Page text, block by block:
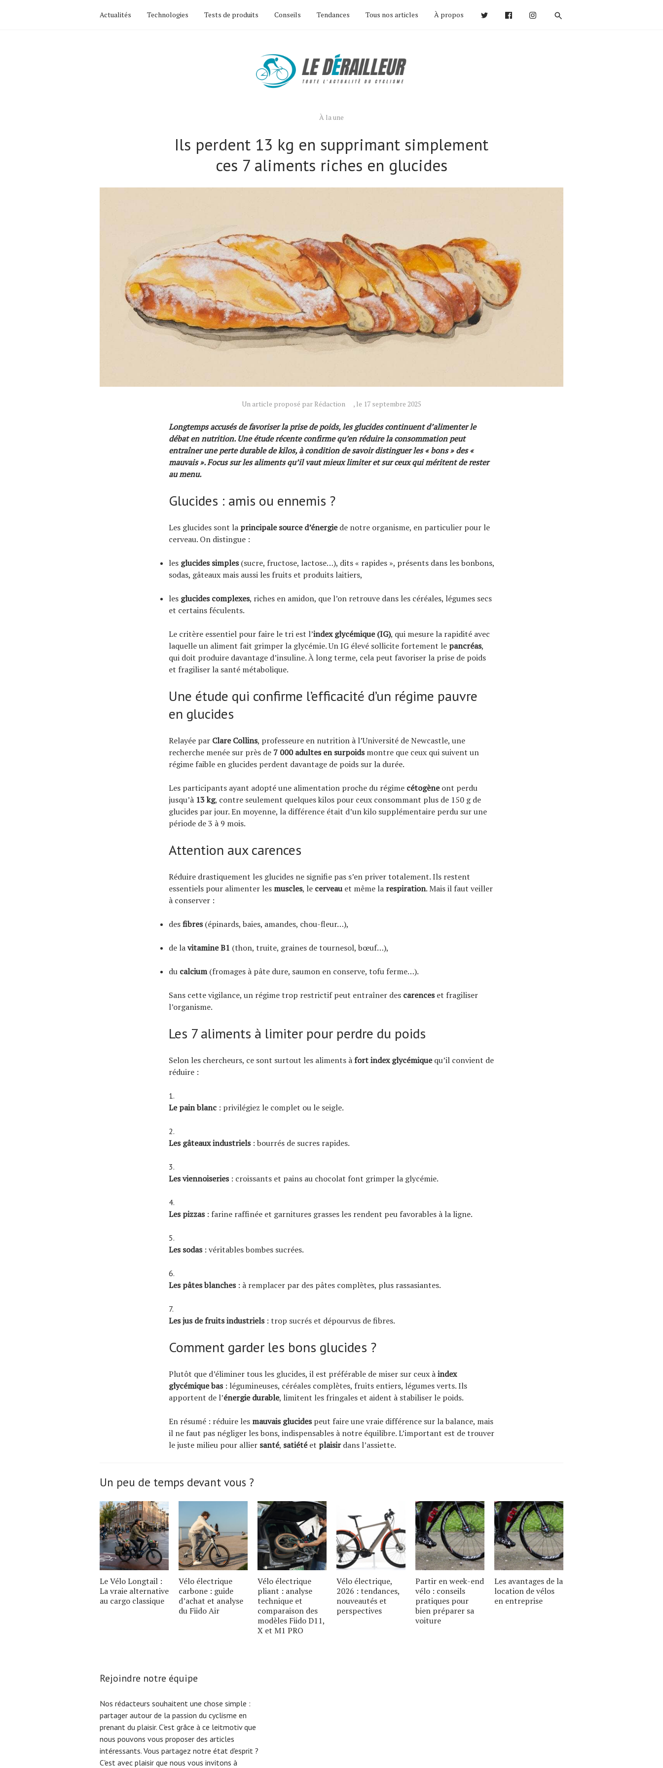
Actualités Technologies Tests de produits Conseils Tendances Tous nos articles À propos
À la une
Ils perdent 13 kg en supprimant simplement
ces 7 aliments riches en glucides
Un article proposé par Rédaction , le 17 septembre 2025
Longtemps accusés de favoriser la prise de poids, les glucides continuent d’alimenter le
débat en nutrition. Une étude récente confirme qu’en réduire la consommation peut
entraîner une perte durable de kilos, à condition de savoir distinguer les « bons » des «
mauvais ». Focus sur les aliments qu’il vaut mieux limiter et sur ceux qui méritent de rester
au menu.
Glucides : amis ou ennemis ?
Les glucides sont la principale source d’énergiede notre organisme, en particulier pour le
cerveau. On distingue :
les glucides simples(sucre, fructose, lactose…), dits « rapides », présents dans les bonbons,
sodas, gâteaux mais aussi les fruits et produits laitiers,
les glucides complexes, riches en amidon, que l’on retrouve dans les céréales, légumes secs
et certains féculents.
Le critère essentiel pour faire le tri est l’index glycémique (IG), qui mesure la rapidité avec
laquelle un aliment fait grimper la glycémie. Un IG élevé sollicite fortement le pancréas,
qui doit produire davantage d’insuline. À long terme, cela peut favoriser la prise de poids
et fragiliser la santé métabolique.
Une étude qui confirme l’efficacité d’un régime pauvre
en glucides
Relayée par Clare Collins, professeure en nutrition à l’Université de Newcastle, une
recherche menée sur près de 7 000 adultes en surpoidsmontre que ceux qui suivent un
régime faible en glucides perdent davantage de poids sur la durée.
Les participants ayant adopté une alimentation proche du régime cétogèneont perdu
jusqu’à 13 kg, contre seulement quelques kilos pour ceux consommant plus de 150 g de
glucides par jour. En moyenne, la différence était d’un kilo supplémentaire perdu sur une
période de 3 à 9 mois.
Attention aux carences
Réduire drastiquement les glucides ne signifie pas s’en priver totalement. Ils restent
essentiels pour alimenter les muscles, le cerveau et même la respiration. Mais il faut veiller
à conserver :
desfibres(épinards, baies, amandes, chou-fleur…),
de lavitamine B1 (thon, truite, graines de tournesol, bœuf…),
du calcium(fromages à pâte dure, saumon en conserve, tofu ferme…).
Sans cette vigilance, un régime trop restrictif peut entraîner des carenceset fragiliser
l’organisme.
Les 7 aliments à limiter pour perdre du poids
Selon les chercheurs, ce sont surtout les aliments àfort index glycémiquequ’il convient de
réduire :
Le pain blanc : privilégiez le complet ou le seigle.
Les gâteaux industriels: bourrés de sucres rapides.
Les viennoiseries: croissants et pains au chocolat font grimper la glycémie.
Les pizzas: farine raffinée et garnitures grasses les rendent peu favorables à la ligne.
Les sodas: véritables bombes sucrées.
Les pâtes blanches: à remplacer par des pâtes complètes, plus rassasiantes.
Les jus de fruits industriels: trop sucrés et dépourvus de fibres.
Comment garder les bons glucides ?
Plutôt que d’éliminer tous les glucides, il est préférable de miser sur ceux àindex
glycémique bas: légumineuses, céréales complètes, fruits entiers, légumes verts. Ils
apportent de l’énergie durable, limitent les fringales et aident à stabiliser le poids.
En résumé : réduire les mauvais glucidespeut faire une vraie différence sur la balance, mais
il ne faut pas négliger les bons, indispensables à notre équilibre. L’important est de trouver
le juste milieu pour allier santé, satiétéet plaisirdans l’assiette.
Un peu de temps devant vous ?
Le Vélo Longtail :
La vraie alternative
au cargo classique
Vélo électrique
carbone : guide
d’achat et analyse
du Fiido Air
Vélo électrique
pliant : analyse
technique et
comparaison des
modèles Fiido D11,
X et M1 PRO
Vélo électrique,
2026 : tendances,
nouveautés et
perspectives
Partir en week-end
vélo : conseils
pratiques pour
bien préparer sa
voiture
Les avantages de la
location de vélos
en entreprise
Rejoindre notre équipe
Nos rédacteurs souhaitent une chose simple :
partager autour de la passion du cyclisme en
prenant du plaisir. C'est grâce à ce leitmotiv que
nous pouvons vous proposer des articles
intéressants. Vous partagez notre état d'esprit ?
C'est avec plaisir que nous vous invitons à